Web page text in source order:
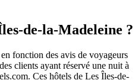
de-la-Madeleine ?
fonction des avis de voyageurs
clients ayant réservé une nuit à
Ces hôtels de Les Îles-de-